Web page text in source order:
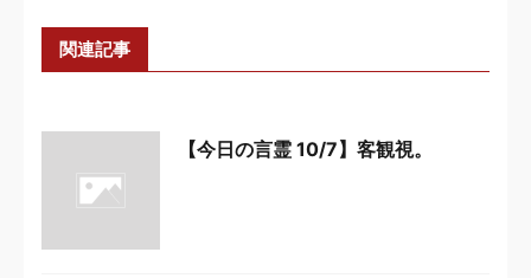
関連記事
【今日の言霊 10/7】客観視。